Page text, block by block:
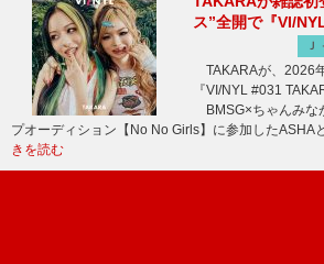
ス”全開で『VI/
TAKARAが、2026
『VI/NYL #031
BMSG×ちゃんみな
プオーディション【No No Girls】に参加したASHA
きを読む